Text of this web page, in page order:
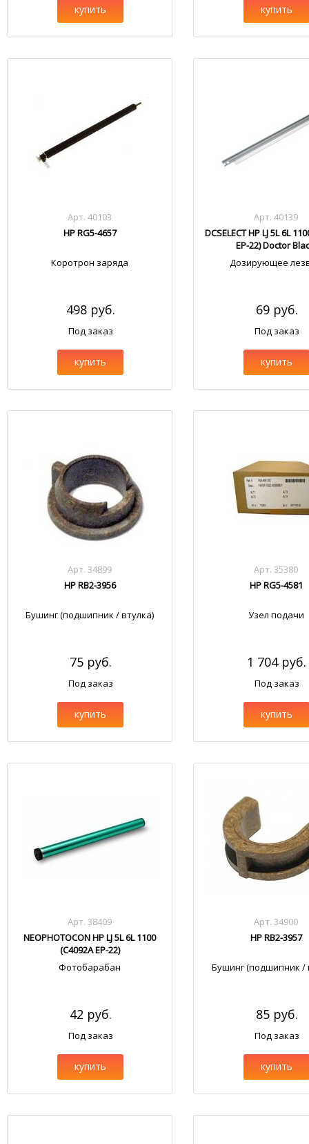
купить купить
Арт. 40103
HP RG5-4657
Коротрон заряда
498 руб.
Под заказ
купить
Арт. 40139
DCSELECT HP LJ 5L 6L
EP-22) Doctor
Дозирующее
69 руб.
Под заказ
купить
Арт. 34899
HP RB2-3956
Бушинг (подшипник / втулка)
75 руб.
Под заказ
купить
Арт. 35380
HP RG5-4581
Узел подачи
1 704 руб.
Под заказ
купить
Арт. 38409
NEOPHOTOCON HP LJ 5L 6L 1100
(C4092A EP-22)
Фотобарабан
42 руб.
Под заказ
купить
Арт. 34900
HP RB2-3957
Бушинг (подшипник /
85 руб.
Под заказ
купить